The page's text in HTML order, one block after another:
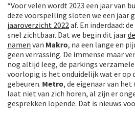
“Voor velen wordt 2023 een jaar van
deze voorspelling sloten we een jaar
jaaroverzicht 2022af. En inderdaad:
snel zichtbaar. Dat we begin dit jaar
namen van Makro, na een lange en
geen verrassing. De immense maar
nog altijd leeg, de parkings
voorlopig is het onduidelijk wat er op
gebeuren. Metro, de eigenaar van
laat niet van zich horen, al zijn er
gesprekken lopende. Dat is nieuws